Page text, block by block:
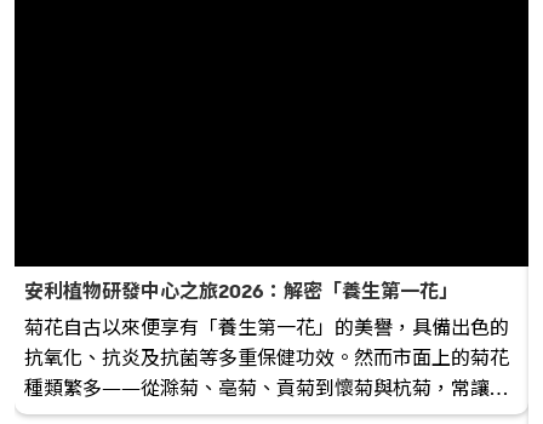
安利植物研發中心之旅2026：解密「養生第一花」
菊花自古以來便享有「養生第一花」的美譽，具備出色的
抗氧化、抗炎及抗菌等多重保健功效。然而市面上的菊花
種類繁多——從滁菊、亳菊、貢菊到懷菊與杭菊，常讓想